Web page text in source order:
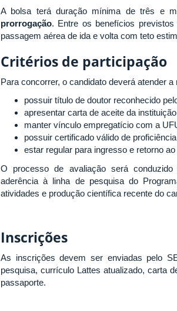
A bolsa terá duração mínima de três e
prorrogação. Entre os benefícios
passagem aérea de ida e volta com teto
Critérios de participação
Para concorrer, o candidato deverá atender
possuir título de doutor reconhecido
apresentar carta de aceite da
manter vínculo empregatício com a
possuir certificado válido de
estar regular para ingresso e retorno
O processo de avaliação será conduzido
aderência à linha de pesquisa do
atividades e produção científica recente do
Inscrições
As inscrições devem ser enviadas pelo
pesquisa, currículo Lattes atualizado, carta
passaporte.